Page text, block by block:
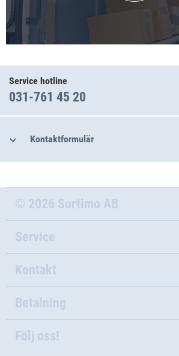
Service hotline
031-761 45 20
Kontaktformulär
© 2026 Sortimo AB
Service
Kontakt
Betalning
Följ oss!